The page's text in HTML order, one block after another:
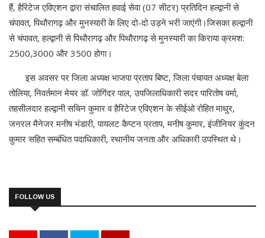
हैं, हैरिटेज एविएशन द्वारा संचालित हवाई सेवा (07 सीटर) प्रतिदिन हल्द्वानी से
चंपावत, पिथौरागढ़ और मुनस्यारी के लिए दो-दो उड़ने भरी जाएंगी।जिसका हल्द्वानी
से चंपावत, हल्द्वानी से पिथौरागढ़ और पिथौरागढ़ से मुनस्यारी का किराया क्रमश:
2500,3000 और 3500 होगा।
इस अवसर पर जिला अध्यक्ष भाजपा प्रताप बिष्ट, जिला पंचायत अध्यक्ष बेला
तोलिया, निवर्तमान मेयर डॉ. जोगिंदर पाल, उपजिलाधिकारी सदर पारितोष वर्मा,
तहसीलदार हल्द्वानी सचिन कुमार व हैरिटेज एविएशन के सीईओ रोहित माथुर,
जनरल मैनेजर मनीष भंडारी, पायलट कैप्टन प्रताप, मनीष कुमार, इंजीनियर कुंदन
कुमार सहित सम्बंधित पदाधिकारी, स्थानीय जनता और अधिकारी उपस्थित थे।
FOLLOW US